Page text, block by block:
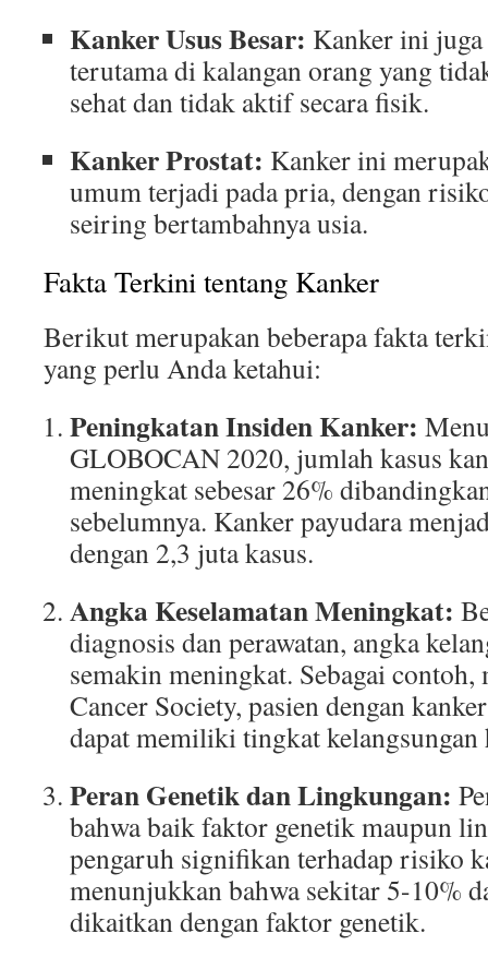
Kanker Usus Besar: Kanker ini
terutama di kalangan orang yang
sehat dan tidak aktif secara fisik.
Kanker Prostat: Kanker ini
umum terjadi pada pria, dengan
seiring bertambahnya usia.
Fakta Terkini tentang Kanker
Berikut merupakan beberapa fakta
yang perlu Anda ketahui:
Peningkatan Insiden Kanker:
GLOBOCAN 2020, jumlah kasus
meningkat sebesar 26%
sebelumnya. Kanker payudara
dengan 2,3 juta kasus.
Angka Keselamatan Meningkat:
diagnosis dan perawatan, angka
semakin meningkat. Sebagai
Cancer Society, pasien dengan
dapat memiliki tingkat
Peran Genetik dan Lingkungan:
bahwa baik faktor genetik maupun
pengaruh signifikan terhadap risiko
menunjukkan bahwa sekitar 5-10%
dikaitkan dengan faktor genetik.